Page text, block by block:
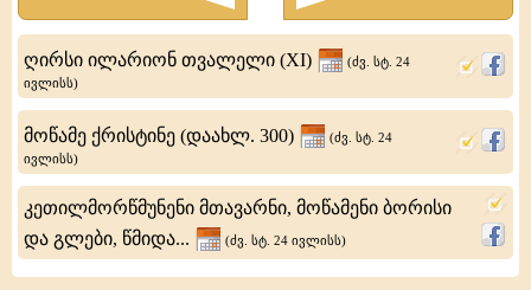
ნონემ
(ხს.
ყველიერის
შაბათს)
მოაქცია
ქრისტიანობაზე.
ნათლისღებამდე
ღირსი ილარიონ თვალელი (XI)
(ძვ. სტ. 24
ივლისს)
მოწამე ქრისტინე (დაახლ. 300)
(ძვ. სტ. 24
ივლისს)
კეთილმორწმუნენი მთავარნი, მოწამენი ბორისი
და გლები, წმიდა...
(ძვ. სტ. 24 ივლისს)